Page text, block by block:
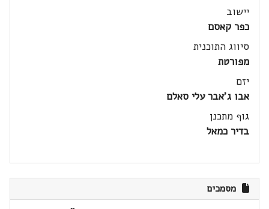
יישוב
כפר קאסם
סיווג התוכנית
מפורטת
יזם
אבו ג'אבר עלי סאלם
גוף מתכנן
בדיר כמאל
מסמכים